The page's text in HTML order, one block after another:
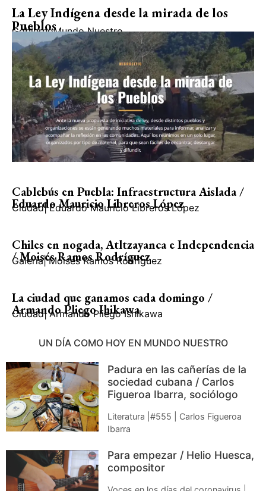
La Ley Indígena desde la mirada de los
Pueblos
GobiernoMundo Nuestro
Cablebús en Puebla: Infraestructura Aislada /
Eduardo Mauricio Libreros López
Ciudad| Eduardo Mauricio Libreros López
Chiles en nogada, Atltzayanca e Independencia
/ Moisés Ramos Rodríguez
Galería| Moisés Ramos Rodríguez
La ciudad que ganamos cada domingo /
Armando Pliego Ihikawa
Ciudad| Armando Pliego Ishikawa
UN DÍA COMO HOY EN MUNDO NUESTRO
Padura en las cañerías de la
sociedad cubana / Carlos
Figueroa Ibarra, sociólogo
Literatura |#555 | Carlos Figueroa
Ibarra
Para empezar / Helio Huesca,
compositor